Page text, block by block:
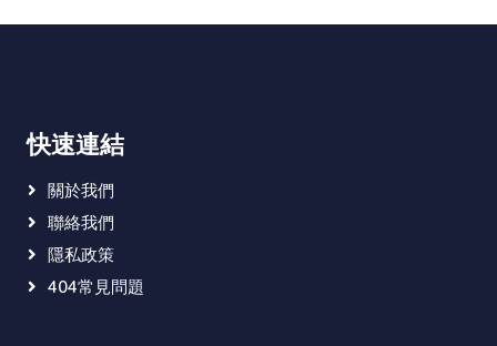
快速連結
關於我們
聯絡我們
隱私政策
404常見問題